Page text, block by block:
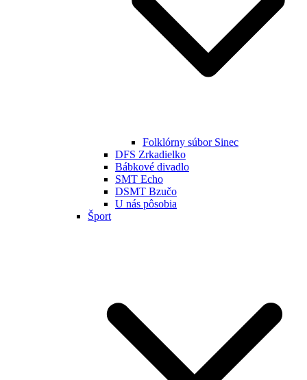
Folklórny súbor Sinec
DFS Zrkadielko
Bábkové divadlo
SMT Echo
DSMT Bzučo
U nás pôsobia
Šport